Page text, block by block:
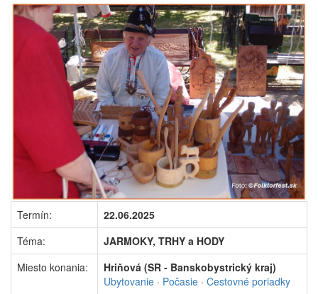
Termín:
22.06.2025
Téma:
JARMOKY, TRHY a HODY
Miesto konania:
Hriňová (SR - Banskobystrický kraj)
Ubytovanie · Počasie · Cestovné poriadky